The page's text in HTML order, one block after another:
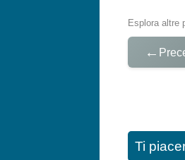
Esplora altre
←
Ti